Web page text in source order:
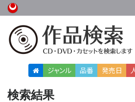
ジャンル 品番 発売日
検索結果